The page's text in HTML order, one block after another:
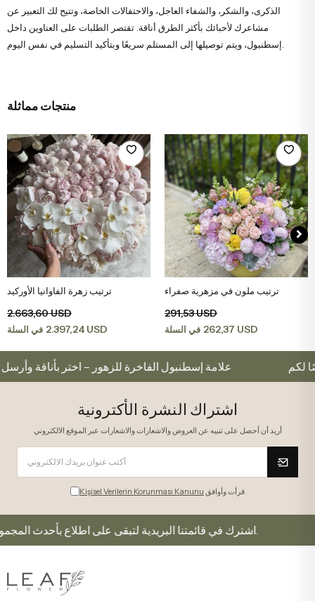
الذكرى، والشكر، والشفاء العاجل، والاحتفالات الخاصة، وتتيح لك التعبير عن
مشاعرك لأحبائك بأكثر الطرق أناقة. تقتصر الطلبات على العناوين داخل
منتجات مماثلة
اضف الى سلة التسوق
ترتيب زهرة الفاوانيا الأوركيد
2.663,60 USD
في السلة 2.397,24 USD
اضف الى سلة التسوق
ترتيب ملون في مزهرية صفراء
291,53 USD
في السلة 262,37 USD
علامة إسطنبول الفاخرة للزهور – اختر لكم
اشتراك النشرة الأكترونية
أريد أن أحصل على تنبيه عن العروض والاشعارات والاشعارات عبر الموقع الالكتروني
Kişisel Verilerin Korunması Kanunu قرأت وأوافق
اشترك في قائمتنا البريدية لتبقى على اطلاع بأحدث المجموعات والعروض.